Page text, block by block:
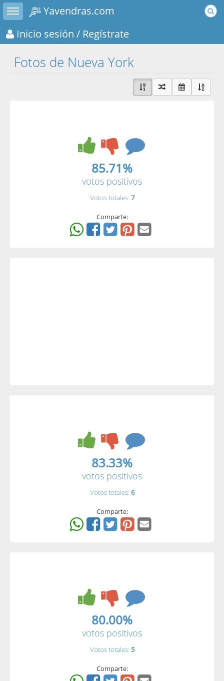
Toggle sidebar
Yavendras.com
Inicio sesión / Regístrate
Fotos de Nueva York
85.71%
votos positivos
Votos totales: 7
Comparte:
83.33%
votos positivos
Votos totales: 6
Comparte:
80.00%
votos positivos
Votos totales: 5
Comparte: